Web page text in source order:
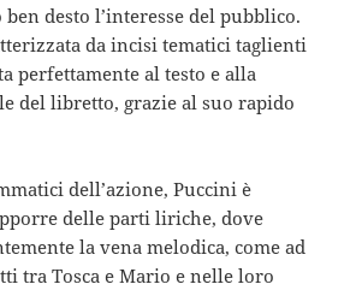
desto l’interesse del pubblico.
da incisi tematici taglienti
perfettamente al testo e alla
del libretto, grazie al suo rapido
dell’azione, Puccini è
delle parti liriche, dove
la vena melodica, come ad
tra Tosca e Mario e nelle loro